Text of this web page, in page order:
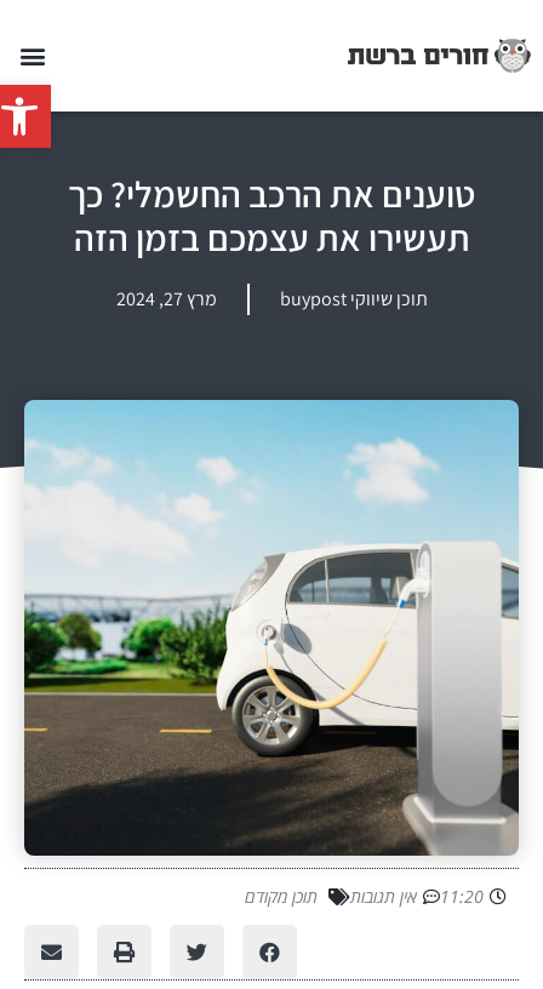
פתח
טוענים את הרכב החשמלי? כך
תעשירו את עצמכם בזמן הזה
תוכן שיווקי buypost מרץ 27, 2024
11:20 אין תגובות תוכן מקודם